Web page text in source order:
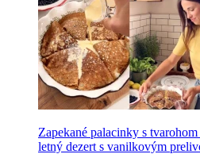
Zapekané palacinky s
letný dezert s vanilkovým